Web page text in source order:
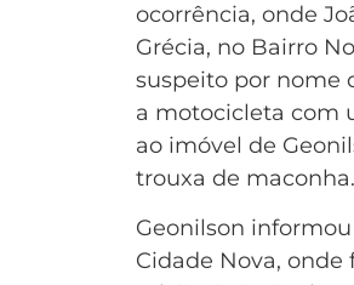
ocorrência, onde
Grécia, no Bairro
suspeito por nome
a motocicleta com
ao imóvel de
trouxa de maconha.
Geonilson
Cidade Nova,